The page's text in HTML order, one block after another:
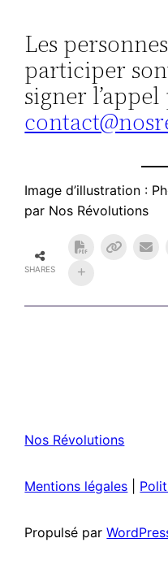
Les
participer
signer
Image d’illustration :
par Nos Révolutions
SHARES
Nos Révolutions
Mentions légales
Propulsé par